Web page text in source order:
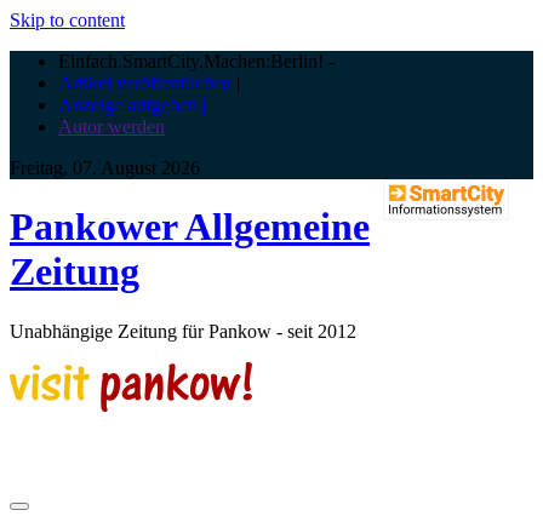
Skip to content
Einfach.SmartCity.Machen:Berlin! -
Artikel veröffentlichen |
Anzeige aufgeben |
Autor werden
Freitag, 07. August 2026
Pankower Allgemeine
Zeitung
Unabhängige Zeitung für Pankow - seit 2012